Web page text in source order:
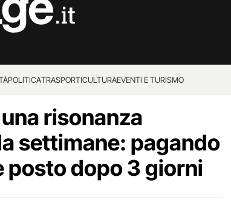
POLITICATRASPORTICULTURAEVENTI E TURISMO
risonanza
settimane: pagando
posto dopo 3 giorni